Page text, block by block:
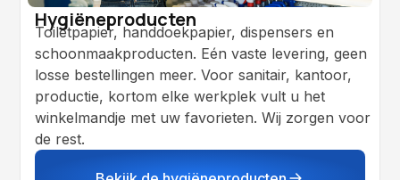
Hygiëneproducten
Toiletpapier, handdoekpapier, dispensers en
schoonmaakproducten. Eén vaste levering, geen
losse bestellingen meer. Voor sanitair, kantoor,
productie, kortom elke werkplek vult u het
winkelmandje met uw favorieten. Wij zorgen voor
de rest.